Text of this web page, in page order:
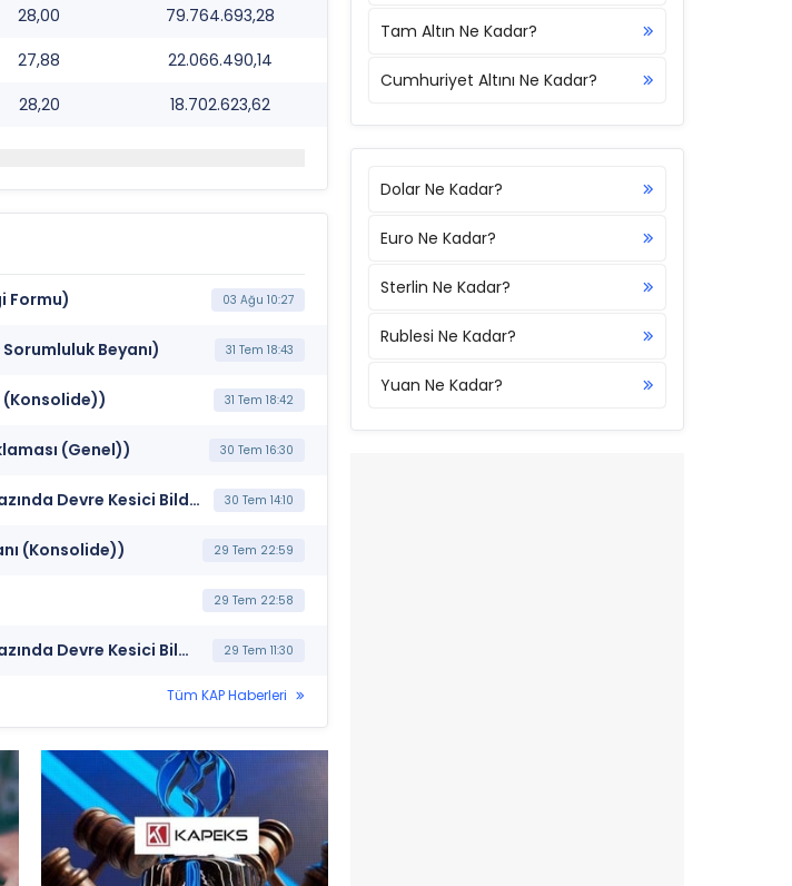
28,00
79.764.693,28
27,88
22.066.490,14
28,20 18.702.623,62
Formu) 03 Ağu 10:27
Sorumluluk Beyanı) 31 Tem 18:43
(Konsolide)) 31 Tem 18:42
(Genel)) 30 Tem 16:30
***ARENA*** BORSA İSTANBUL BISTECH DEVRE KESİCİ UYGULAMASI (Pay Bazında Devre Kesici Bildirimi) 30 Tem 14:10
(Konsolide)) 29 Tem 22:59
29 Tem 22:58
***ARENA*** BORSA İSTANBUL BISTECH DEVRE KESİCİ UYGULAMASI (Pay Bazında Devre Kesici Bildirimi) 29 Tem 11:30
Tüm KAP Haberleri
Tam Altın Ne Kadar?
Cumhuriyet Altını Ne Kadar?
Dolar Ne Kadar?
Euro Ne Kadar?
Sterlin Ne Kadar?
Rublesi Ne Kadar?
Yuan Ne Kadar?